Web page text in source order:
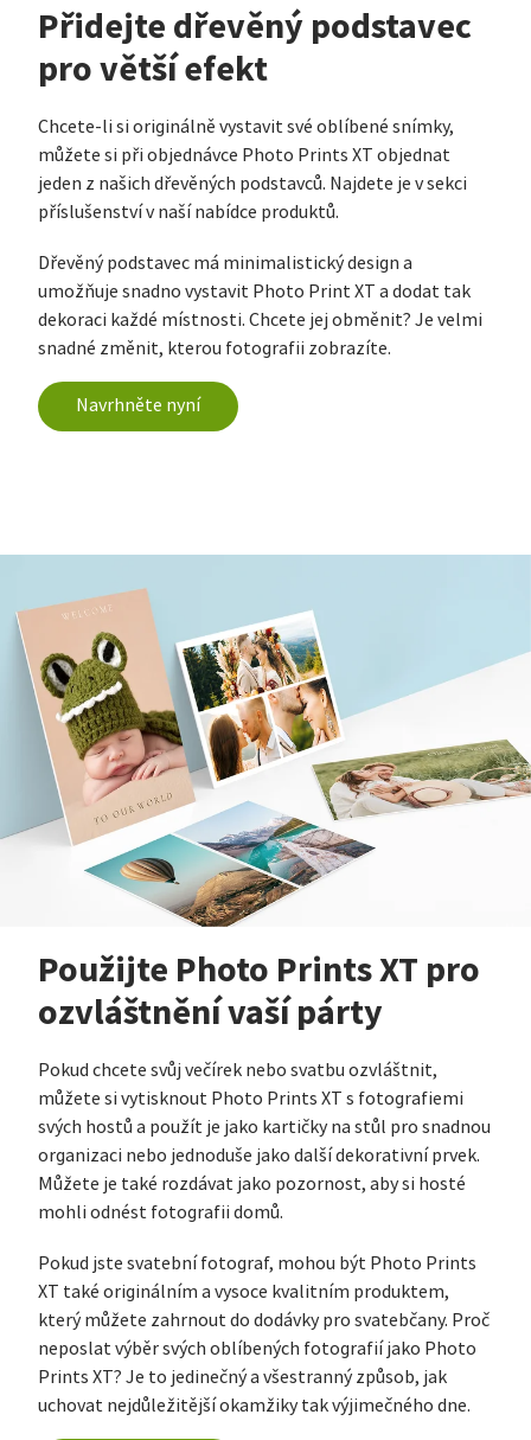
Přidejte dřevěný podstavec
pro větší efekt
Chcete-li si originálně vystavit své oblíbené snímky,
můžete si při objednávce Photo Prints XT objednat
jeden z našich dřevěných podstavců. Najdete je v sekci
příslušenství v naší nabídce produktů.
Dřevěný podstavec má minimalistický design a
umožňuje snadno vystavit Photo Print XT a dodat tak
dekoraci každé místnosti. Chcete jej obměnit? Je velmi
snadné změnit, kterou fotografii zobrazíte.
Navrhněte nyní
Použijte Photo Prints XT pro
ozvláštnění vaší párty
Pokud chcete svůj večírek nebo svatbu ozvláštnit,
můžete si vytisknout Photo Prints XT s fotografiemi
svých hostů a použít je jako kartičky na stůl pro snadnou
organizaci nebo jednoduše jako další dekorativní prvek.
Můžete je také rozdávat jako pozornost, aby si hosté
mohli odnést fotografii domů.
Pokud jste svatební fotograf, mohou být Photo Prints
XT také originálním a vysoce kvalitním produktem,
který můžete zahrnout do dodávky pro svatebčany. Proč
neposlat výběr svých oblíbených fotografií jako Photo
Prints XT? Je to jedinečný a všestranný způsob, jak
uchovat nejdůležitější okamžiky tak výjimečného dne.